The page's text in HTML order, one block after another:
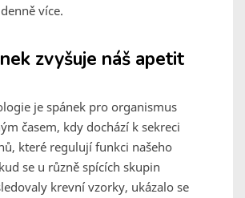
více.
zvyšuje náš apetit
je spánek pro organismus
časem, kdy dochází k sekreci
které regulují funkci našeho
se u různě spících skupin
krevní vzorky, ukázalo se